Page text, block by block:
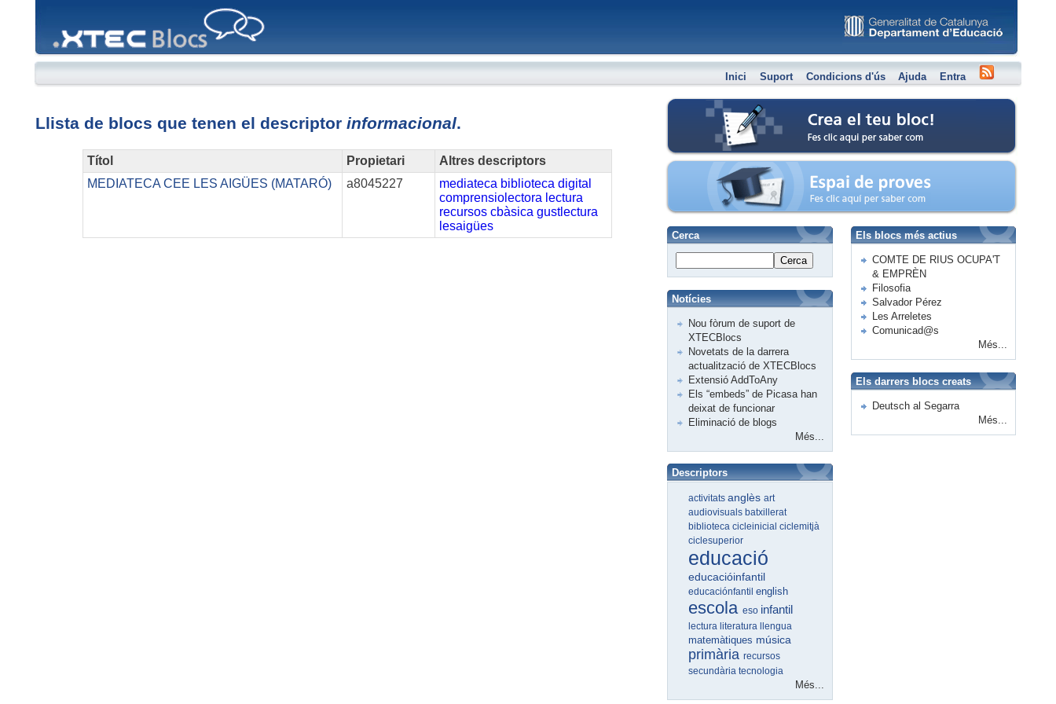
Inici Suport Condicions d'ús Ajuda Entra
Llista de blocs que tenen el descriptor informacional.
Títol Propietari
Altres descriptors
MEDIATECA CEE LES AIGÜES (MATARÓ)
a8045227 mediateca biblioteca digital
comprensiolectora lectura
recursos cbàsica gustlectura
lesaigües
Crea el teu bloc
Espai de proves
Cerca
Cerca
Notícies
Nou fòrum de suport de
XTECBlocs
Novetats de la darrera
actualització de XTECBlocs
Extensió AddToAny
Els “embeds” de Picasa han
deixat de funcionar
Eliminació de blogs
Més...
Descriptors
activitatsanglèsart
audiovisualsbatxillerat
bibliotecacicleinicialciclemitjà
ciclesuperior
educació
educacióinfantil
educaciónfantilenglish
escolaeso infantil
lecturaliteraturallengua
matemàtiques música
primàriarecursos
secundàriatecnologia
Més...
Els blocs més actius
COMTE DE RIUS OCUPA'T
& EMPRÈN
Filosofia
Salvador Pérez
Les Arreletes
Comunicad@s
Més...
Els darrers blocs creats
Deutsch al Segarra
Més...